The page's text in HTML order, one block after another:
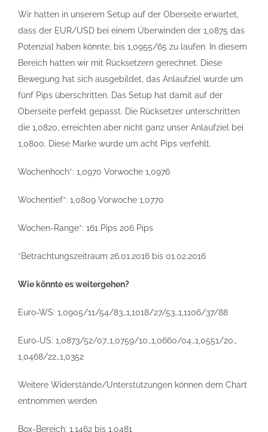
Wir hatten in unserem Setup auf der Oberseite erwartet,
dass der EUR/USD bei einem Überwinden der 1,0875 das
Potenzial haben könnte, bis 1,0955/65 zu laufen. In diesem
Bereich hatten wir mit Rücksetzern gerechnet. Diese
Bewegung hat sich ausgebildet, das Anlaufziel wurde um
fünf Pips überschritten. Das Setup hat damit auf der
Oberseite perfekt gepasst. Die Rücksetzer unterschritten
die 1,0820, erreichten aber nicht ganz unser Anlaufziel bei
1,0800. Diese Marke wurde um acht Pips verfehlt.
Wochenhoch*: 1,0970 Vorwoche 1,0976
Wochentief*: 1,0809 Vorwoche 1,0770
Wochen-Range*: 161 Pips 206 Pips
*Betrachtungszeitraum 26.01.2016 bis 01.02.2016
Wie könnte es weitergehen?
Euro-WS: 1,0905/11/54/83…1,1018/27/53…1,1106/37/88
Euro-US: 1,0873/52/07…1,0759/10…1,0660/04…1,0551/20…
1,0468/22…1,0352
Weitere Widerstände/Unterstützungen können dem Chart
entnommen werden
Box-Bereich: 1,1462 bis 1,0481